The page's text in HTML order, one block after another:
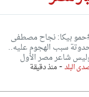
بيكا: نجاح مصطفى
سبب الهجوم عليه..
شاعر مصر الأول
البلد-منذ دقيقة